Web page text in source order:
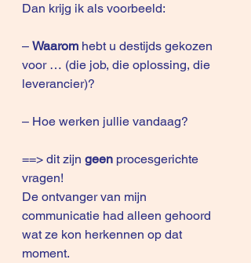
Dan krijg ik als voorbeeld:
– Waarom hebt u destijds gekozen
voor … (die job, die oplossing, die
leverancier)?
– Hoe werken jullie vandaag?
==> dit zijn geen procesgerichte
vragen!
De ontvanger van mijn
communicatie had alleen gehoord
wat ze kon herkennen op dat
moment.